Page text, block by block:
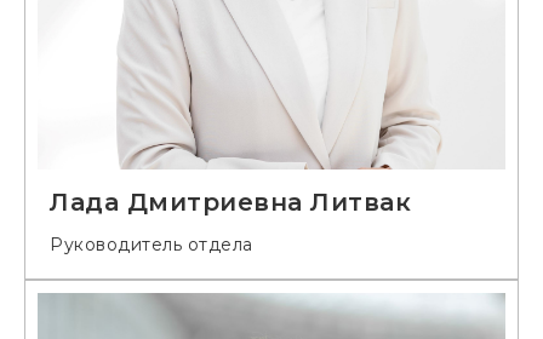
Лада Дмитриевна Литвак
Руководитель отдела